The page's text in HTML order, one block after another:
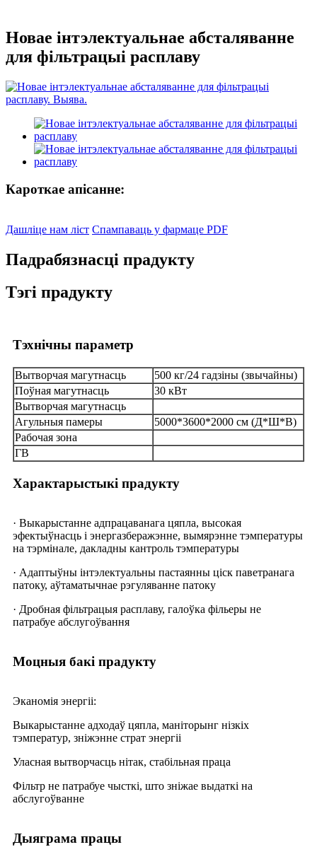
Новае інтэлектуальнае абсталяванне
для фільтрацыі расплаву
Кароткае апісанне:
Дашліце нам ліст Спампаваць у фармаце PDF
Падрабязнасці прадукту
Тэгі прадукту
Тэхнічны параметр
Вытворчая магутнасць
500 кг/24 гадзіны (звычайны)
Поўная магутнасць
30 кВт
Вытворчая магутнасць
Агульныя памеры
5000*3600*2000 см (Д*Ш*В)
Рабочая зона
ГВ
Характарыстыкі прадукту
· Выкарыстанне адпрацаванага цяпла, высокая
эфектыўнасць і энергазберажэнне, вымярэнне тэмпературы
на тэрмінале, дакладны кантроль тэмпературы
· Адаптыўны інтэлектуальны пастаянны ціск паветранага
патоку, аўтаматычнае рэгуляванне патоку
· Дробная фільтрацыя расплаву, галоўка фільеры не
патрабуе абслугоўвання
Моцныя бакі прадукту
Эканомія энергіі:
Выкарыстанне адходаў цяпла, маніторынг нізкіх
тэмператур, зніжэнне страт энергіі
Уласная вытворчасць нітак, стабільная праца
Фільтр не патрабуе чысткі, што зніжае выдаткі на
абслугоўванне
Дыяграма працы